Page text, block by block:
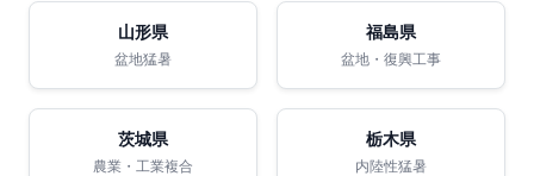
山形県
盆地猛暑
福島県
盆地・復興工事
茨城県
農業・工業複合
栃木県
内陸性猛暑